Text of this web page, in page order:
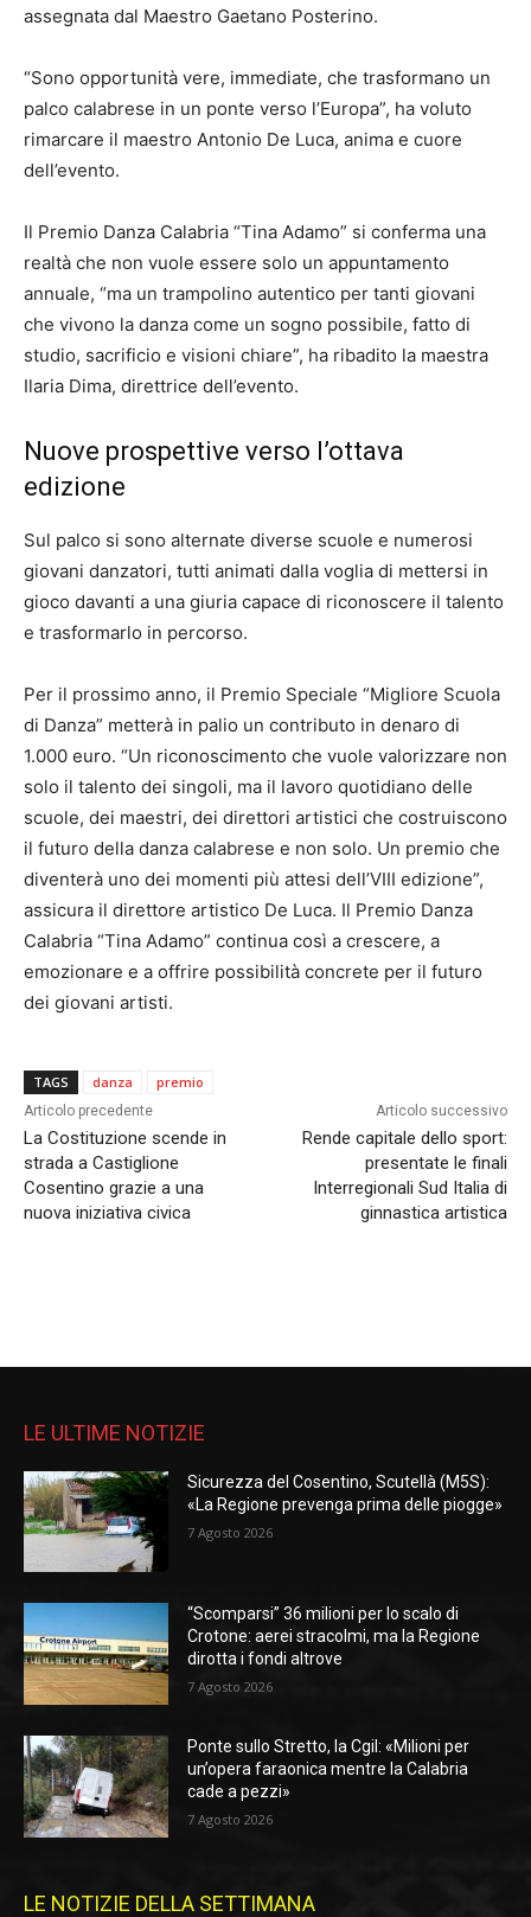
assegnata dal Maestro Gaetano Posterino.
“Sono opportunità vere, immediate, che trasformano un
palco calabrese in un ponte verso l’Europa”, ha voluto
rimarcare il maestro Antonio De Luca, anima e cuore
dell’evento.
Il Premio Danza Calabria “Tina Adamo” si conferma una
realtà che non vuole essere solo un appuntamento
annuale, “ma un trampolino autentico per tanti giovani
che vivono la danza come un sogno possibile, fatto di
studio, sacrificio e visioni chiare”, ha ribadito la maestra
Ilaria Dima, direttrice dell’evento.
Nuove prospettive verso l’ottava
edizione
Sul palco si sono alternate diverse scuole e numerosi
giovani danzatori, tutti animati dalla voglia di mettersi in
gioco davanti a una giuria capace di riconoscere il talento
e trasformarlo in percorso.
Per il prossimo anno, il Premio Speciale “Migliore Scuola
di Danza” metterà in palio un contributo in denaro di
1.000 euro. “Un riconoscimento che vuole valorizzare non
solo il talento dei singoli, ma il lavoro quotidiano delle
scuole, dei maestri, dei direttori artistici che costruiscono
il futuro della danza calabrese e non solo. Un premio che
diventerà uno dei momenti più attesi dell’VIII edizione”,
assicura il direttore artistico De Luca. Il Premio Danza
Calabria “Tina Adamo” continua così a crescere, a
emozionare e a offrire possibilità concrete per il futuro
dei giovani artisti.
TAGS danza premio
Articolo precedente
La Costituzione scende in
strada a Castiglione
Cosentino grazie a una
nuova iniziativa civica
Articolo successivo
Rende capitale dello sport:
presentate le finali
Interregionali Sud Italia di
ginnastica artistica
LE ULTIME NOTIZIE
Sicurezza del Cosentino, Scutellà (M5S):
«La Regione prevenga prima delle piogge»
7 Agosto 2026
“Scomparsi” 36 milioni per lo scalo di
Crotone: aerei stracolmi, ma la Regione
dirotta i fondi altrove
7 Agosto 2026
Ponte sullo Stretto, la Cgil: «Milioni per
un’opera faraonica mentre la Calabria
cade a pezzi»
7 Agosto 2026
LE NOTIZIE DELLA SETTIMANA